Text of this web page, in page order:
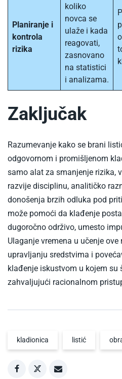
Planiranje i
kontrola
rizika
koliko
novca se
ulaže i kada
reagovati,
zasnovano
na statistici
i analizama.
Zaključak
Razumevanje kako se brani
odgovornom i promišljenom
samo alat za smanjenje rizika,
razvije disciplinu, analitičko
donošenja brzih odluka pod
može pomoći da klađenje
dugoročno održivo, umesto
Ulaganje vremena u učenje
upravljanju sredstvima i
klađenje iskustvom u kojem su
zahvaljujući racionalnom
kladionica listić